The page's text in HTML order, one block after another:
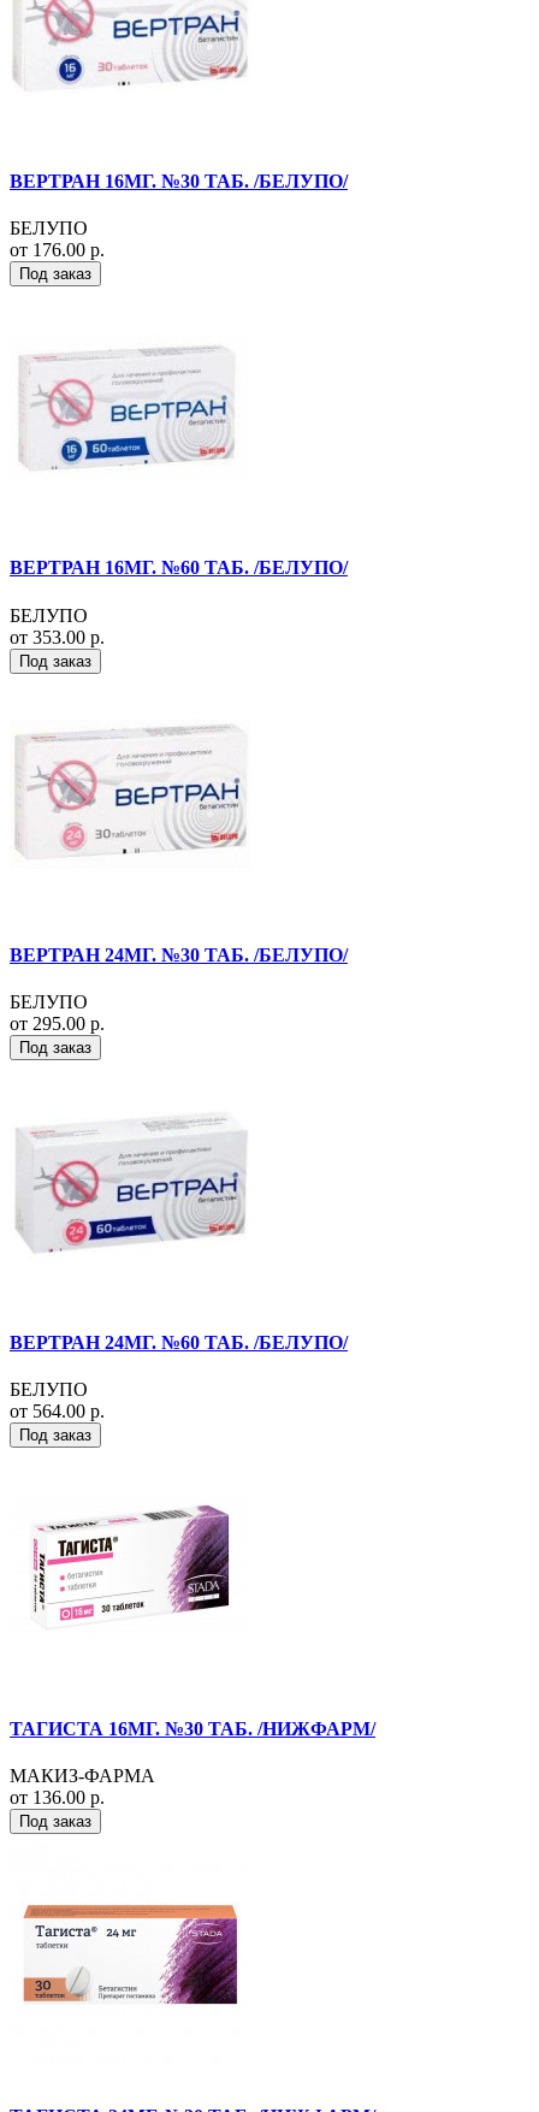
ВЕРТРАН 16МГ. №30 ТАБ. /БЕЛУПО/
БЕЛУПО
от 176.00 р.
Под заказ
ВЕРТРАН 16МГ. №60 ТАБ. /БЕЛУПО/
БЕЛУПО
от 353.00 р.
Под заказ
ВЕРТРАН 24МГ. №30 ТАБ. /БЕЛУПО/
БЕЛУПО
от 295.00 р.
Под заказ
ВЕРТРАН 24МГ. №60 ТАБ. /БЕЛУПО/
БЕЛУПО
от 564.00 р.
Под заказ
ТАГИСТА 16МГ. №30 ТАБ. /НИЖФАРМ/
МАКИЗ-ФАРМА
от 136.00 р.
Под заказ